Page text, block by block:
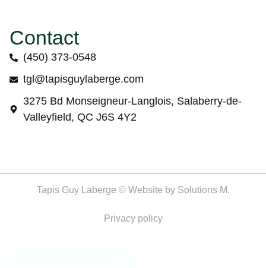
Contact
(450) 373-0548
tgl@tapisguylaberge.com
3275 Bd Monseigneur-Langlois, Salaberry-de-
Valleyfield, QC J6S 4Y2
Tapis Guy Laberge © Website by Solutions M.
Privacy policy